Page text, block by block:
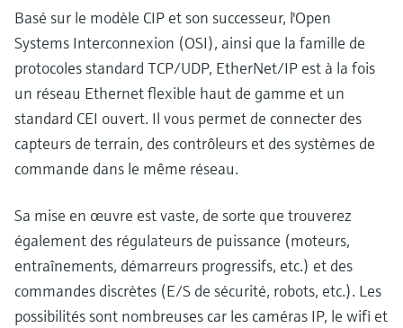
Basé sur le modèle CIP et son successeur, l'Open
Systems Interconnexion (OSI), ainsi que la famille de
protocoles standard TCP/UDP, EtherNet/IP est à la fois
un réseau Ethernet flexible haut de gamme et un
standard CEI ouvert. Il vous permet de connecter des
capteurs de terrain, des contrôleurs et des systèmes de
commande dans le même réseau.
Sa mise en œuvre est vaste, de sorte que trouverez
également des régulateurs de puissance (moteurs,
entraînements, démarreurs progressifs, etc.) et des
commandes discrètes (E/S de sécurité, robots, etc.). Les
possibilités sont nombreuses car les caméras IP, le wifi et